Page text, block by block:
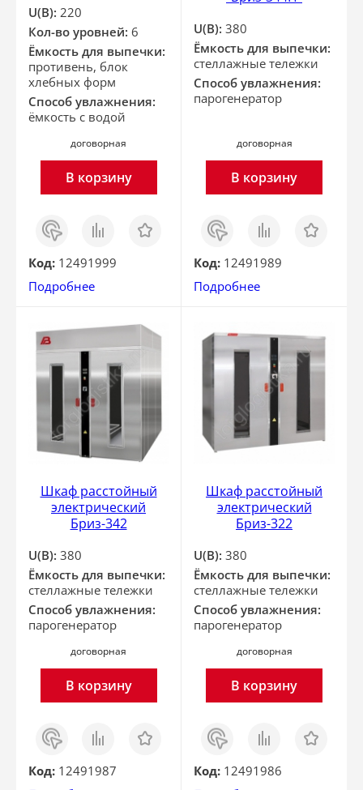
U(В): 220
Кол-во уровней: 6
Ёмкость для выпечки:
противень, блок
хлебных форм
Способ увлажнения:
ёмкость с водой
договорная
В корзину
Заказ
в 1
клик
Сравнить Отложить
Код: 12491999
Подробнее
U(В): 380
Ёмкость для выпечки:
стеллажные тележки
Способ увлажнения:
парогенератор
договорная
В корзину
Заказ
в 1
клик
Сравнить Отложить
Код: 12491989
Подробнее
Шкаф расстойный
электрический
Бриз-342
U(В): 380
Ёмкость для выпечки:
стеллажные тележки
Способ увлажнения:
парогенератор
договорная
В корзину
Заказ
в 1
клик
Сравнить Отложить
Код: 12491987
Шкаф расстойный
электрический
Бриз-322
U(В): 380
Ёмкость для выпечки:
стеллажные тележки
Способ увлажнения:
парогенератор
договорная
В корзину
Заказ
в 1
клик
Сравнить Отложить
Код: 12491986